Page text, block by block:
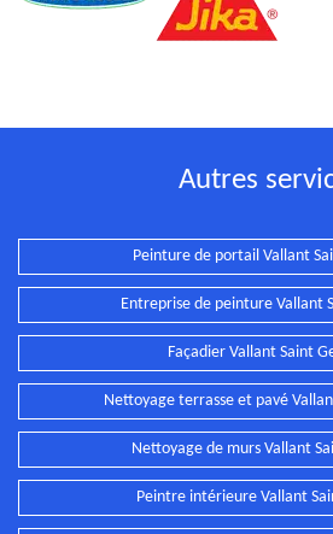
Autres
Peinture de portail Vallant
Entreprise de peinture Vallant
Façadier Vallant Saint
Nettoyage terrasse et pavé
Nettoyage de murs Vallant
Peintre intérieure Vallant